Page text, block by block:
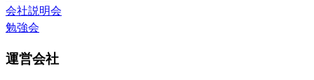
会社説明会
勉強会
運営会社